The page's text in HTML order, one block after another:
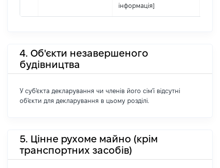
інформація]
4. Об'єкти незавершеного
будівництва
У суб'єкта декларування чи членів його сім'ї відсутні
об'єкти для декларування в цьому розділі.
5. Цінне рухоме майно (крім
транспортних засобів)